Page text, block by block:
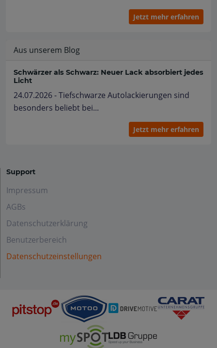
Jetzt mehr erfahren
Aus unserem Blog
Schwärzer als Schwarz: Neuer Lack absorbiert jedes
Licht
24.07.2026 - Tiefschwarze Autolackierungen sind
besonders beliebt bei...
Jetzt mehr erfahren
Support
Impressum
AGBs
Datenschutzerklärung
Benutzerbereich
Datenschutzeinstellungen